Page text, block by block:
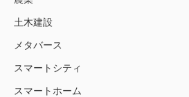
土木建設
メタバース
スマートシティ
スマートホーム